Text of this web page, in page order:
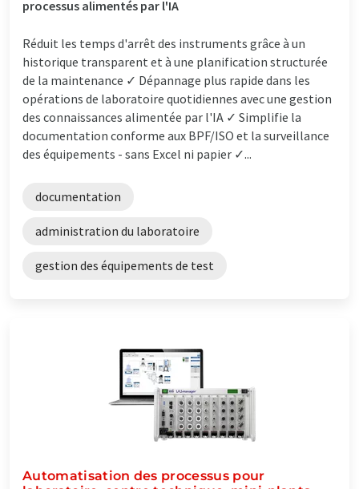
processus alimentés par l'IA
Réduit les temps d'arrêt des instruments grâce à un
historique transparent et à une planification structurée
de la maintenance ✓ Dépannage plus rapide dans les
opérations de laboratoire quotidiennes avec une gestion
des connaissances alimentée par l'IA ✓ Simplifie la
documentation conforme aux BPF/ISO et la surveillance
des équipements - sans Excel ni papier ✓...
documentation
administration du laboratoire
gestion des équipements de test
Automatisation des processus pour